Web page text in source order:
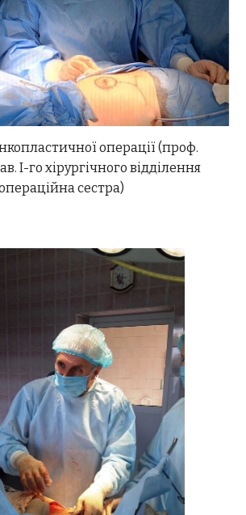
операції (проф.
І-го хірургічного відділення
сестра)